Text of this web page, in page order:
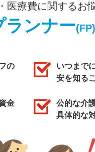
医療費に関するお
ランナー(FP)
の
いつまで
安を知る
金
公的な介
具体的な